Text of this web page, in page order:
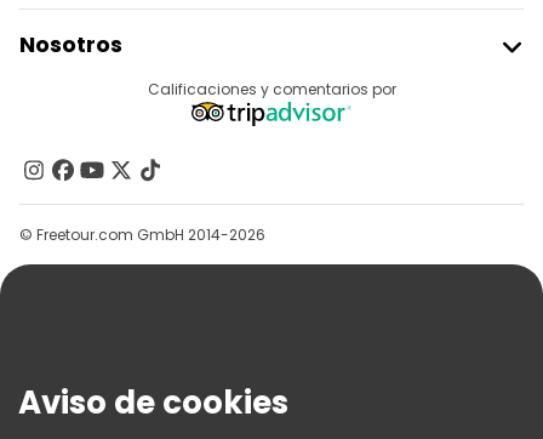
Acceder Como Proveedor
Programa De Afiliados
Nosotros
Contacto
Grupos
Ayuda
Términos E Información Legal
Calificaciones y comentarios por
© Freetour.com GmbH 2014-2026
Aviso de cookies